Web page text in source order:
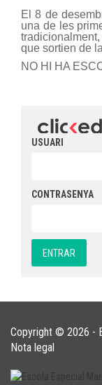
El 8 de
una de les
que sortien de
NO HI HA
USUARI
CONTRASENYA
Copyright © 2026 -
Nota legal